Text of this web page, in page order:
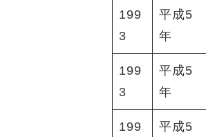
199
3
平成5
年
199
3
平成5
年
199
平成5